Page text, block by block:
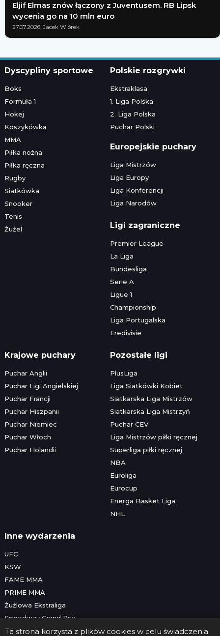
Eljif Elmas znów łączony z Juventusem. RB Lipsk
wycenia go na 10 mln euro
27.07.2026; Jacek Wiórek
Ta strona korzysta z plików cookies w celu świadczenia
Dyscypliny sportowe
Boks
Formuła 1
Hokej
Koszykówka
MMA
Piłka nożna
Piłka ręczna
Rugby
Siatkówka
Snooker
Tenis
Żużel
Polskie rozgrywki
Ekstraklasa
1. Liga Polska
2. Liga Polska
Puchar Polski
Europejskie puchary
Liga Mistrzów
Liga Europy
Liga Konferencji
Liga Narodów
Ligi zagraniczne
Premier League
La Liga
Bundesliga
Serie A
Ligue 1
Championship
Liga Portugalska
Eredivisie
Krajowe puchary
Puchar Anglii
Puchar Ligi Angielskiej
Puchar Francji
Puchar Hiszpanii
Puchar Niemiec
Puchar Włoch
Puchar Holandii
Pozostałe ligi
PlusLiga
Liga Siatkówki Kobiet
Siatkarska Liga Mistrzów
Siatkarska Liga Mistrzyń
Puchar CEV
Liga Mistrzów piłki ręcznej
Superliga piłki ręcznej
NBA
Euroliga
Eurocup
Energa Basket Liga
NHL
Inne wydarzenia
UFC
KSW
FAME MMA
PRIME MMA
Żużlowa Ekstraliga
Speedway Grand Prix
Skoki narciarskie